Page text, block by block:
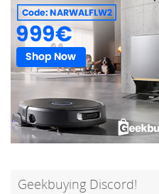
Geekbuying Discord!